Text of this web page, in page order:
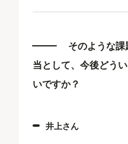
そのような
当として、今後どう
いですか？
井上さん